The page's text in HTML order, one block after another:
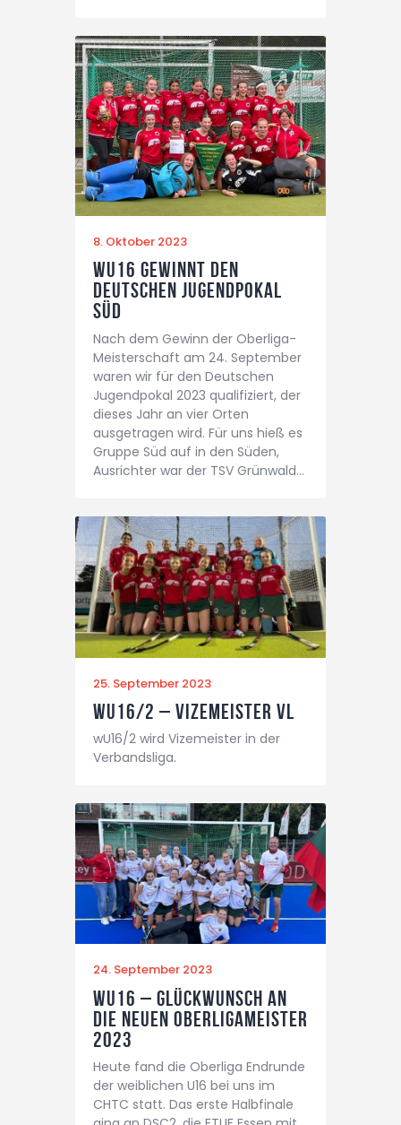
8. Oktober 2023
wU16 gewinnt den
deutschen Jugendpokal
Süd
Nach dem Gewinn der Oberliga-
Meisterschaft am 24. September
waren wir für den Deutschen
Jugendpokal 2023 qualifiziert, der
dieses Jahr an vier Orten
ausgetragen wird. Für uns hieß es
Gruppe Süd auf in den Süden,
Ausrichter war der TSV Grünwald…
25. September 2023
WU16/2 – Vizemeister VL
wU16/2 wird Vizemeister in der
Verbandsliga.
24. September 2023
Wu16 – Glückwunsch an
die neuen Oberligameister
2023
Heute fand die Oberliga Endrunde
der weiblichen U16 bei uns im
CHTC statt. Das erste Halbfinale